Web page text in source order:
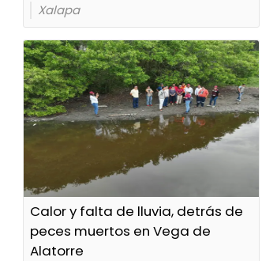
Xalapa
Calor y falta de lluvia, detrás de
peces muertos en Vega de
Alatorre